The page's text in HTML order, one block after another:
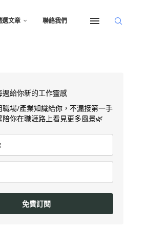
選文章 聯絡我們
週給你新的工作靈感
職場/產業知識給你，不漏接第一手
你在職涯路上看見更多風景🌿
免費訂閱